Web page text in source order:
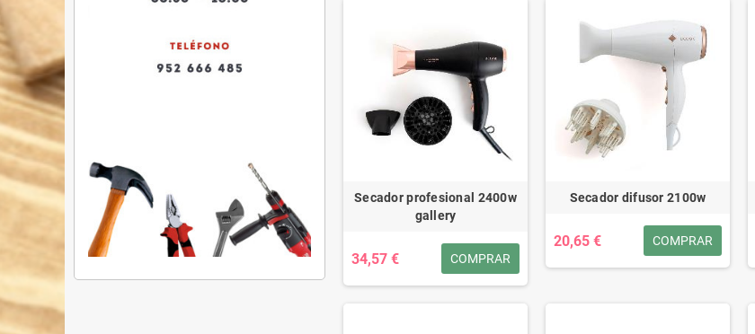
Secador profesional 2400w
gallery
34,57 € COMPRAR
Secador difusor 2100w
20,65 € COMPRAR